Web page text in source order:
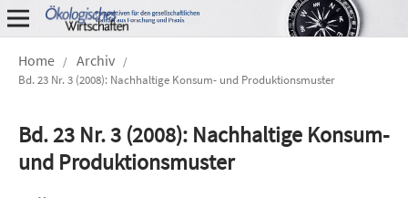
Home / Archiv /
Bd. 23 Nr. 3 (2008): Nachhaltige Konsum- und Produktionsmuster
Bd. 23 Nr. 3 (2008): Nachhaltige Konsum-
und Produktionsmuster